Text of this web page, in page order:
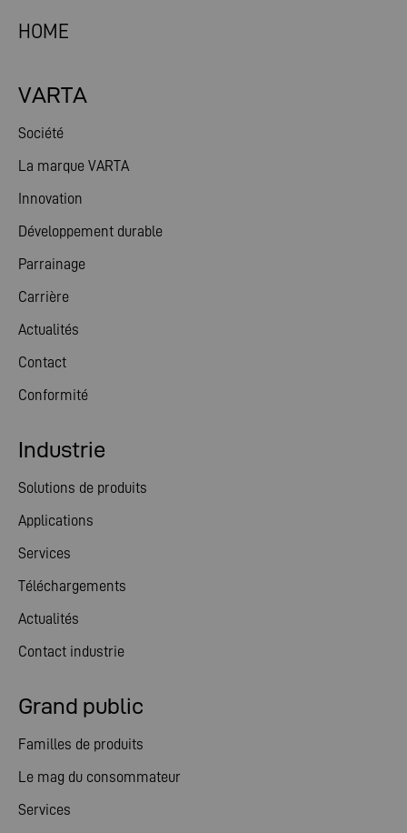
HOME
VARTA
Société
La marque VARTA
Innovation
Développement durable
Parrainage
Carrière
Actualités
Contact
Conformité
Grand public
Familles de produits
Le mag du consommateur
Services
Industrie
Solutions de produits
Applications
Services
Téléchargements
Actualités
Contact industrie